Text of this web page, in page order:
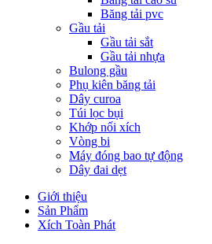
Băng tải pvc
Gầu tải
Gầu tải sắt
Gầu tải nhựa
Bulong gầu
Phụ kiên băng tải
Dây curoa
Túi lọc bụi
Khớp nối xích
Vòng bi
Máy đóng bao tự động
Dây đai dẹt
Giới thiệu
Sản Phẩm
Xích Toàn Phát